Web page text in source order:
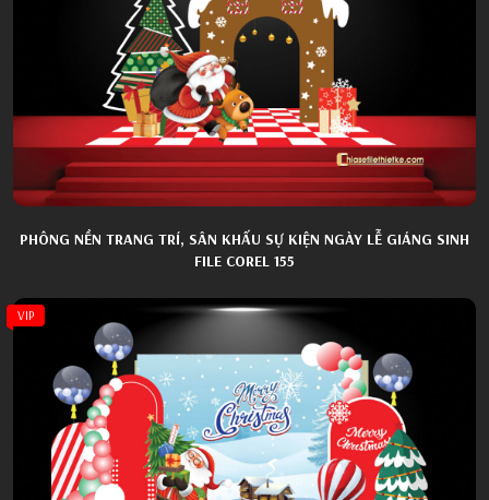
PHÔNG NỀN TRANG TRÍ, SÂN KHẤU SỰ KIỆN NGÀY LỄ GIÁNG SINH
FILE COREL 155
VIP